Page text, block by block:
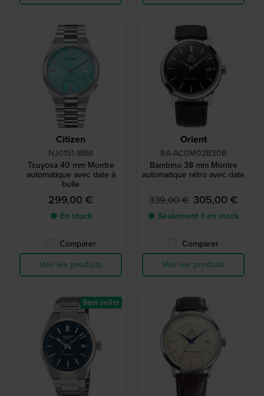
Citizen
NJ0151-88M
Tsuyosa 40 mm Montre
automatique avec date à
bulle
299,00 €
● En stock
Comparer
Voir les produits
Orient
RA-AC0M02B30B
Bambino 38 mm Montre
automatique rétro avec date
339,00 € 305,00 €
● Seulement 1 en stock
Comparer
Voir les produits
Best-seller